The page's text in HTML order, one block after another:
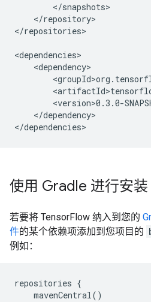
</repository>
</repositories>
</dependency>
使用 Gradle 进行安装
若要将 TensorFlow 纳入到您的
件的某个依赖项添加到您项目的
例如：
repositories {
mavenCentral()